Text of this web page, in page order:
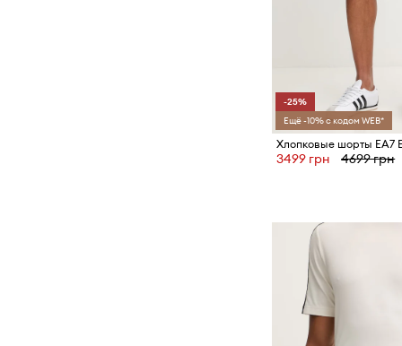
-25%
Ещё -10% с кодом WEB*
Хлопковые шорты EA7
3499 грн 4699 грн